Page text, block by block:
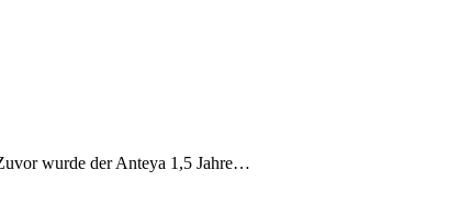
wurde der Anteya 1,5 Jahre…